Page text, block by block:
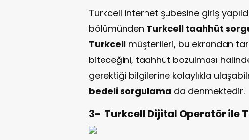
Turkcell internet şubesine giriş
bölümünden Turkcell taahhüt
Turkcell müşterileri, bu ekrandan
biteceğini, taahhüt bozulması
gerektiği bilgilerine kolaylıkla
bedeli sorgulama da denmektedir.
3- Turkcell Dijital Operatör ile